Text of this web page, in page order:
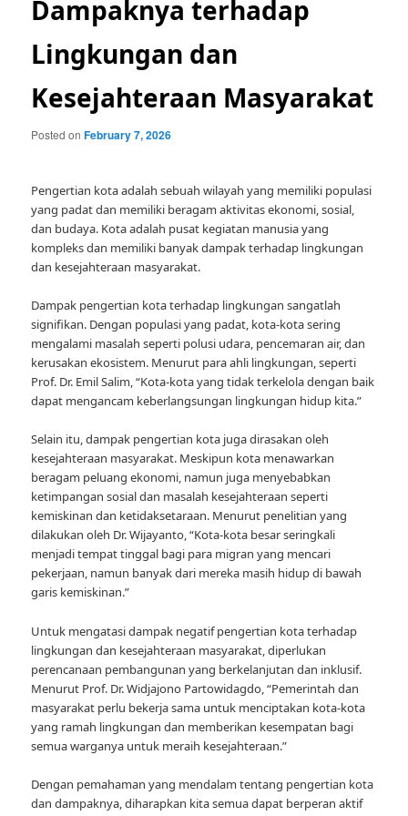
Dampaknya terhadap
Lingkungan dan
Kesejahteraan Masyarakat
Posted onFebruary 7, 2026
Pengertian kota adalah sebuah wilayah yang memiliki populasi
yang padat dan memiliki beragam aktivitas ekonomi, sosial,
dan budaya. Kota adalah pusat kegiatan manusia yang
kompleks dan memiliki banyak dampak terhadap lingkungan
dan kesejahteraan masyarakat.
Dampak pengertian kota terhadap lingkungan sangatlah
signifikan. Dengan populasi yang padat, kota-kota sering
mengalami masalah seperti polusi udara, pencemaran air, dan
kerusakan ekosistem. Menurut para ahli lingkungan, seperti
Prof. Dr. Emil Salim, “Kota-kota yang tidak terkelola dengan baik
dapat mengancam keberlangsungan lingkungan hidup kita.”
Selain itu, dampak pengertian kota juga dirasakan oleh
kesejahteraan masyarakat. Meskipun kota menawarkan
beragam peluang ekonomi, namun juga menyebabkan
ketimpangan sosial dan masalah kesejahteraan seperti
kemiskinan dan ketidaksetaraan. Menurut penelitian yang
dilakukan oleh Dr. Wijayanto, “Kota-kota besar seringkali
menjadi tempat tinggal bagi para migran yang mencari
pekerjaan, namun banyak dari mereka masih hidup di bawah
garis kemiskinan.”
Untuk mengatasi dampak negatif pengertian kota terhadap
lingkungan dan kesejahteraan masyarakat, diperlukan
perencanaan pembangunan yang berkelanjutan dan inklusif.
Menurut Prof. Dr. Widjajono Partowidagdo, “Pemerintah dan
masyarakat perlu bekerja sama untuk menciptakan kota-kota
yang ramah lingkungan dan memberikan kesempatan bagi
semua warganya untuk meraih kesejahteraan.”
Dengan pemahaman yang mendalam tentang pengertian kota
dan dampaknya, diharapkan kita semua dapat berperan aktif